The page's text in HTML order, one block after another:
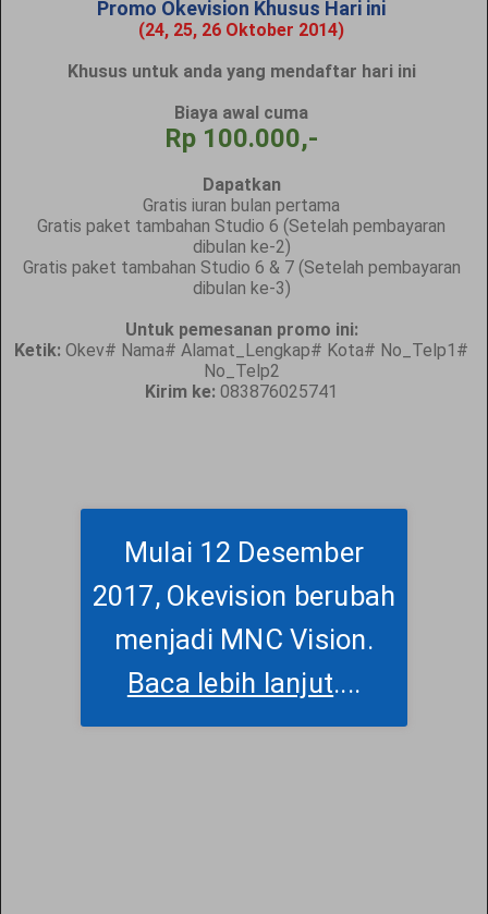
Mulai 12 Desember
2017, Okevision berubah
menjadi MNC Vision.
Baca lebih lanjut....
Promo Okevision Khusus Hari ini
(24, 25, 26 Oktober 2014)
Khusus untuk anda yang mendaftar hari ini
Biaya awal cuma
Rp 100.000,-
Dapatkan
Gratis iuran bulan pertama
Gratis paket tambahan Studio 6 (Setelah pembayaran
dibulan ke-2)
Gratis paket tambahan Studio 6 & 7 (Setelah pembayaran
dibulan ke-3)
Untuk pemesanan promo ini:
Ketik: Okev# Nama# Alamat_Lengkap# Kota# No_Telp1#
No_Telp2
Kirim ke: 083876025741